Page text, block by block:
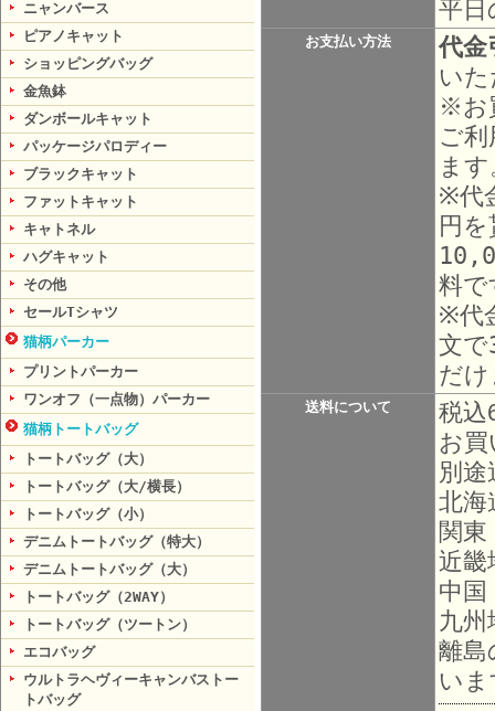
ニャンバース
ピアノキャット
ショッピングバッグ
金魚鉢
ダンボールキャット
パッケージパロディー
ブラックキャット
ファットキャット
キャトネル
ハグキャット
その他
セールTシャツ
猫柄パーカー
プリントパーカー
ワンオフ（一点物）パーカー
猫柄トートバッグ
トートバッグ（大）
トートバッグ（大/横長）
トートバッグ（小）
デニムトートバッグ（特大）
デニムトートバッグ（大）
トートバッグ（2WAY）
トートバッグ（ツートン）
エコバッグ
ウルトラヘヴィーキャンバストー
トバッグ
平日
お支払い方法
代金
い
※お
ご
ま
※代
円
料で
※代
文
だ
送料について
税込
お
別
北海
関東
近畿
中国
九州
離島
い